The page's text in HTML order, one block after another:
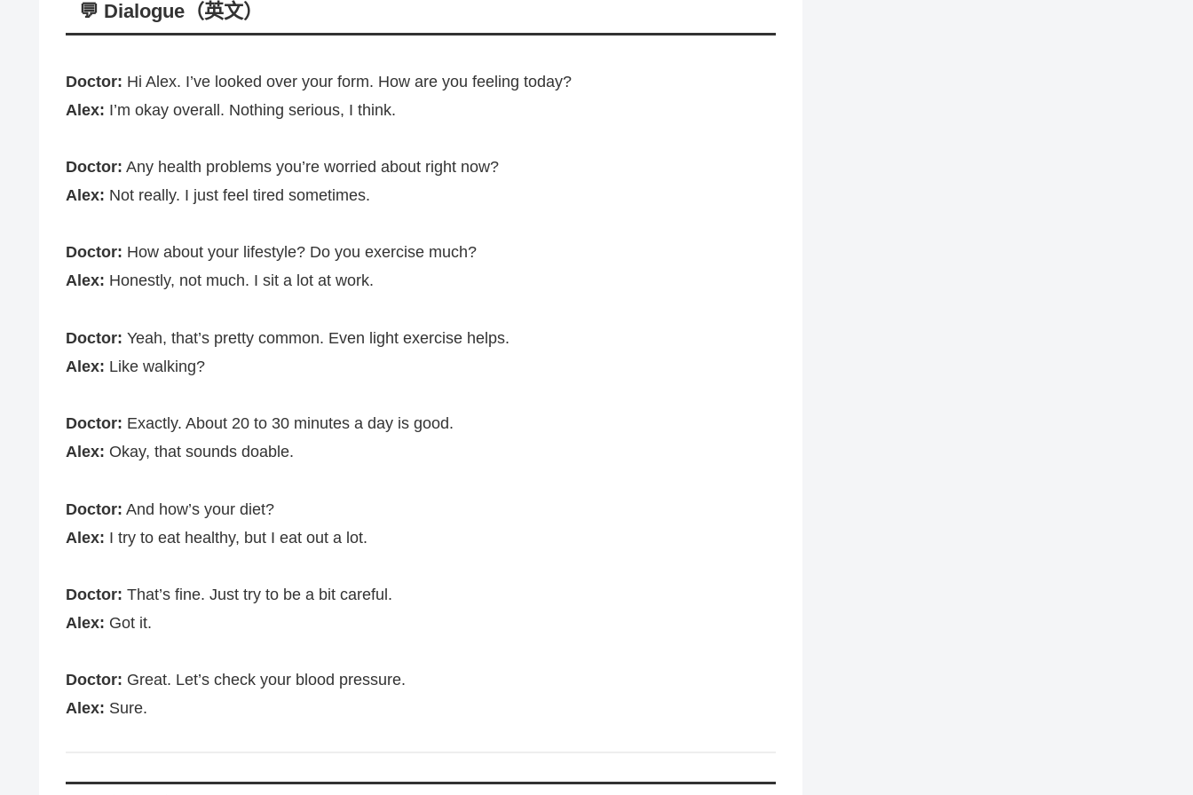
💬 Dialogue（英文）
Doctor: Hi Alex. I’ve looked over your form. How are you feeling today?
Alex: I’m okay overall. Nothing serious, I think.
Doctor: Any health problems you’re worried about right now?
Alex: Not really. I just feel tired sometimes.
Doctor: How about your lifestyle? Do you exercise much?
Alex: Honestly, not much. I sit a lot at work.
Doctor: Yeah, that’s pretty common. Even light exercise helps.
Alex: Like walking?
Doctor: Exactly. About 20 to 30 minutes a day is good.
Alex: Okay, that sounds doable.
Doctor: And how’s your diet?
Alex: I try to eat healthy, but I eat out a lot.
Doctor: That’s fine. Just try to be a bit careful .
Alex: Got it.
Doctor: Great. Let’s check your blood pressure.
Alex: Sure.